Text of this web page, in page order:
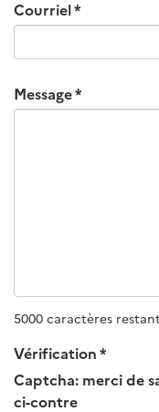
Courriel
Message
5000 caractères
Vérification
Captcha: merci de
ci-contre